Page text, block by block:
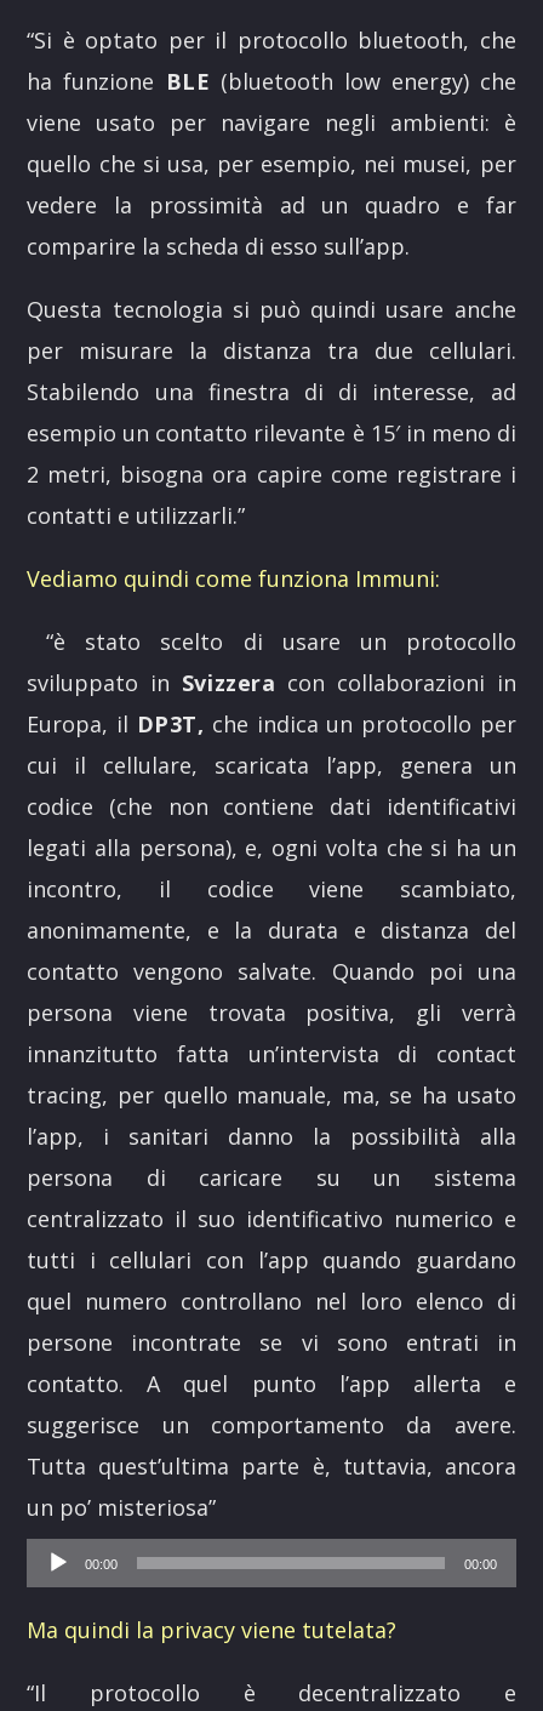
“Si è optato per il protocollo bluetooth, che
ha funzione BLE (bluetooth low energy) che
viene usato per navigare negli ambienti: è
quello che si usa, per esempio, nei musei, per
vedere la prossimità ad un quadro e far
comparire la scheda di esso sull’app.
Questa tecnologia si può quindi usare anche
per misurare la distanza tra due cellulari.
Stabilendo una finestra di di interesse, ad
esempio un contatto rilevante è 15′ in meno di
2 metri, bisogna ora capire come registrare i
contatti e utilizzarli.”
Vediamo quindi come funziona Immuni:
“è stato scelto di usare un protocollo
sviluppato in Svizzera con collaborazioni in
Europa, il DP3T, che indica un protocollo per
cui il cellulare, scaricata l’app, genera un
codice (che non contiene dati identificativi
legati alla persona), e, ogni volta che si ha un
incontro, il codice viene scambiato,
anonimamente, e la durata e distanza del
contatto vengono salvate. Quando poi una
persona viene trovata positiva, gli verrà
innanzitutto fatta un’intervista di contact
tracing, per quello manuale, ma, se ha usato
l’app, i sanitari danno la possibilità alla
persona di caricare su un sistema
centralizzato il suo identificativo numerico e
tutti i cellulari con l’app quando guardano
quel numero controllano nel loro elenco di
persone incontrate se vi sono entrati in
contatto. A quel punto l’app allerta e
suggerisce un comportamento da avere.
Tutta quest’ultima parte è, tuttavia, ancora
un po’ misteriosa”
Audio00:00 00:00
Ma quindi la privacy viene tutelata?
“Il protocollo è decentralizzato e